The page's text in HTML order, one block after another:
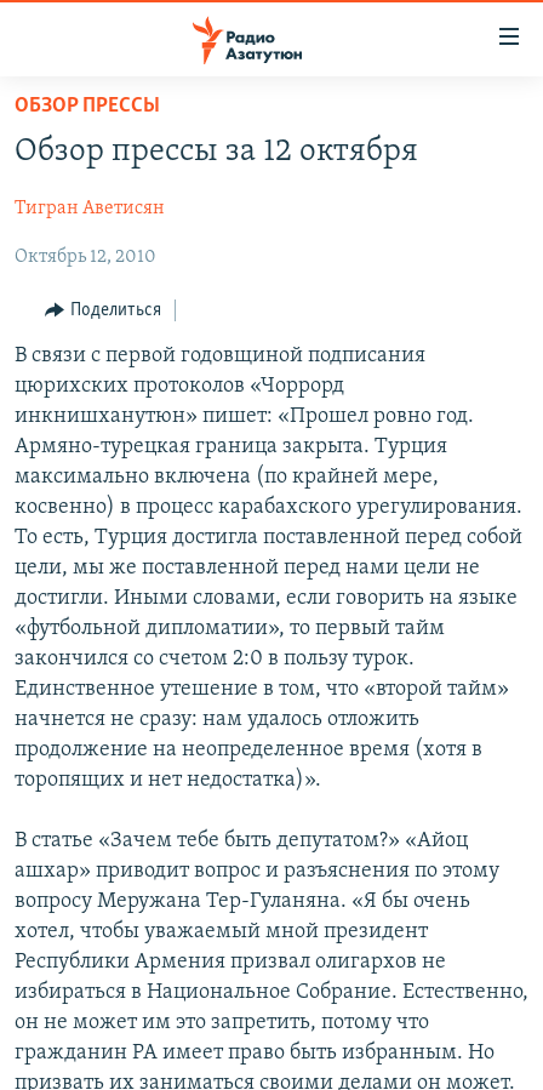
Перейти
основному
Перейти
навигации
поиску
ГЛАВНАЯ
НОВОСТИ
ПОЛИТИКА
ОБЩЕСТВО
ЭКОНОМИКА
РЕГИОН
НАГОРНЫЙ КАРАБАХ
КУЛЬТУРА
СПОРТ
Հայերեն
English
Все сайты Радио Азатутюн
ОБЗОР ПРЕССЫ
Обзор прессы за 12 октября
Тигран Аветисян
Октябрь 12, 2010
Поделиться
В связи с первой годовщиной подписания
цюрихских протоколов «Чоррорд
инкнишханутюн» пишет: «Прошел ровно год.
Армяно-турецкая граница закрыта. Турция
максимально включена (по крайней мере,
косвенно) в процесс карабахского урегулирования.
То есть, Турция достигла поставленной перед собой
цели, мы же поставленной перед нами цели не
достигли. Иными словами, если говорить на языке
«футбольной дипломатии», то первый тайм
закончился со счетом 2:0 в пользу турок.
Единственное утешение в том, что «второй тайм»
начнется не сразу: нам удалось отложить
продолжение на неопределенное время (хотя в
торопящих и нет недостатка)».
В статье «Зачем тебе быть депутатом?» «Айоц
ашхар» приводит вопрос и разъяснения по этому
вопросу Меружана Тер-Гуланяна. «Я бы очень
хотел, чтобы уважаемый мной президент
Республики Армения призвал олигархов не
избираться в Национальное Собрание. Естественно,
он не может им это запретить, потому что
гражданин РА имеет право быть избранным. Но
призвать их заниматься своими делами он может.